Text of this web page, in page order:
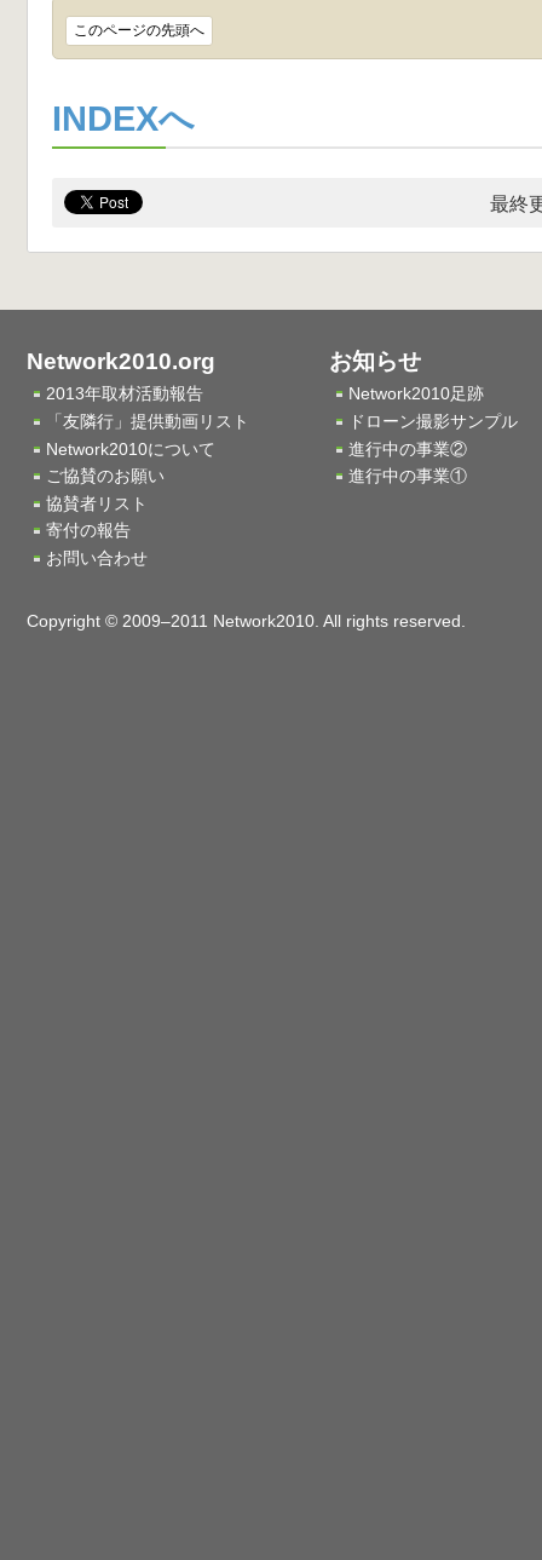
このページの先頭へ
INDEXへ
最終
Network2010.org
2013年取材活動報告
「友隣行」提供動画リスト
Network2010について
ご協賛のお願い
協賛者リスト
寄付の報告
お問い合わせ
お知らせ
Network2010足跡
ドローン撮影サンプル
進行中の事業②
進行中の事業①
Copyright © 2009–2011 Network2010. All rights reserved.